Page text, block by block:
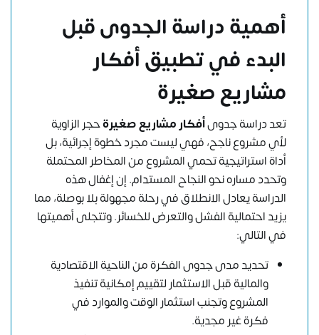
أهمية دراسة الجدوى قبل
البدء في تطبيق أفكار
مشاريع صغيرة
تعد دراسة جدوىأفكار مشاريع صغيرةحجر الزاوية
لأي مشروع ناجح، فهي ليست مجرد خطوة إجرائية، بل
أداة استراتيجية تحمي المشروع من المخاطر المحتملة
وتحدد مساره نحو النجاح المستدام. إن إغفال هذه
الدراسة يعادل الانطلاق في رحلة مجهولة بلا بوصلة، مما
يزيد احتمالية الفشل والتعرض للخسائر. وتتجلى أهميتها
في التالي:
تحديد مدى جدوى الفكرة من الناحية الاقتصادية
والمالية قبل الاستثمار لتقييم إمكانية تنفيذ
المشروع وتجنب استثمار الوقت والموارد في
فكرة غير مجدية.